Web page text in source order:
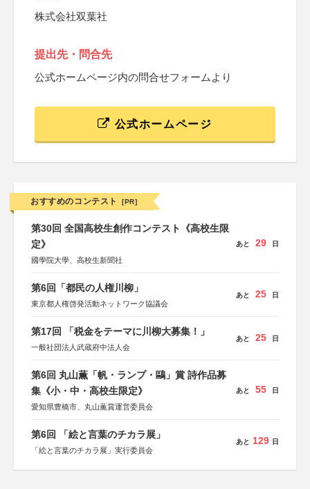
株式会社双葉社
提出先・問合先
公式ホームページ内の問合せフォームより
公式ホームページ
おすすめのコンテスト [PR]
第30回 全国高校生創作コンテスト《高校生限
定》
國學院大學、高校生新聞社
あと 29 日
第6回「都民の人権川柳」
東京都人権啓発活動ネットワーク協議会
あと 25 日
第17回 「税金をテーマに川柳大募集！」
一般社団法人武蔵府中法人会
あと 25 日
第6回 丸山薫「帆・ランプ・鷗」賞 詩作品募
集《小・中・高校生限定》
愛知県豊橋市、丸山薫賞運営委員会
あと 55 日
第6回 「絵と言葉のチカラ展」
「絵と言葉のチカラ展」実行委員会
あと 129 日